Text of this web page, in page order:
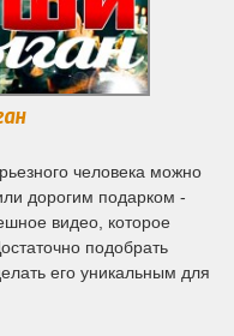
человека можно
дорогим подарком -
видео, которое
подобрать
его уникальным для